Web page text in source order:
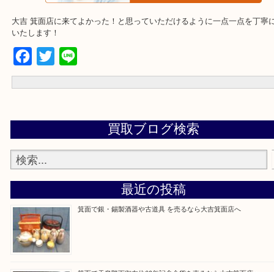
事前にご連絡をいただければ営業時間終了後のご依頼もご相談が可
箕面市、池田市、吹田市、豊中市、宝塚市、茨木市、尼崎市、千里
里、南千里
大吉 箕面店に来てよかった！と思っていただけるように一点一点
いたします！
Facebook
Twitter